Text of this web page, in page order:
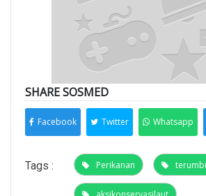
SHARE SOSMED
Facebook Twitter Whatsapp
Tags : Perikanan